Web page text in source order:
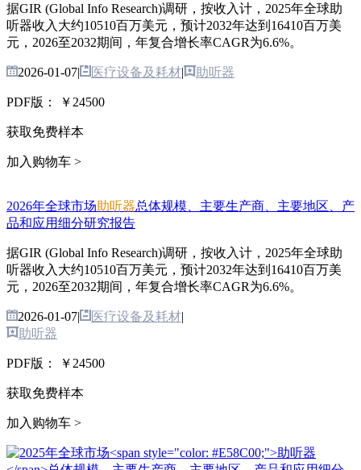
据GIR (Global Info Research)调研，按收入计，2025年全球助
听器收入大约10510百万美元，预计2032年达到16410百万美
元，2026至2032期间，年复合增长率CAGR为6.6%。
2026-01-07| 医疗设备及耗材| 助听器
PDF版： ￥24500
获取免费样本
加入购物车 >
2026年全球市场助听器总体规模、主要生产商、主要地区、产
品和应用细分研究报告
据GIR (Global Info Research)调研，按收入计，2025年全球助
听器收入大约10510百万美元，预计2032年达到16410百万美
元，2026至2032期间，年复合增长率CAGR为6.6%。
2026-01-07| 医疗设备及耗材|
助听器
PDF版： ￥24500
获取免费样本
加入购物车 >